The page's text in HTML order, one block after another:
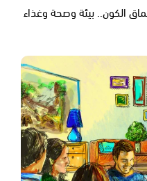
الكون.. بيئة وصحة وغذاء